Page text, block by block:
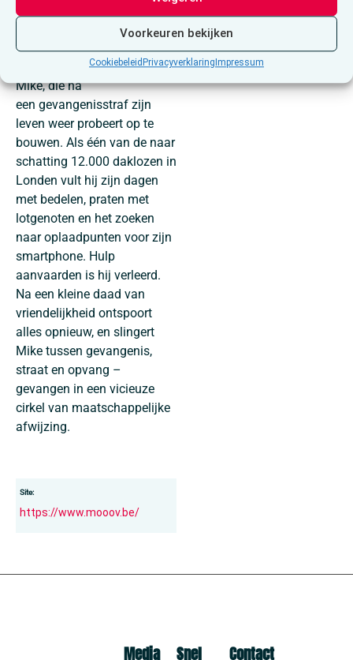
Voorkeuren bekijken
Cookiebeleid Privacyverklaring Impressum
Formulier invullen
Urchinis het regiedebuut van
Harris Dickinson en volgt
Mike, die na
een gevangenisstraf zijn
leven weer probeert op te
bouwen. Als één van de naar
schatting 12.000 daklozen in
Londen vult hij zijn dagen
met bedelen, praten met
lotgenoten en het zoeken
naar oplaadpunten voor zijn
smartphone. Hulp
aanvaarden is hij verleerd.
Na een kleine daad van
vriendelijkheid ontspoort
alles opnieuw, en slingert
Mike tussen gevangenis,
straat en opvang –
gevangen in een vicieuze
cirkel van maatschappelijke
afwijzing.
Site:
https://www.mooov.be/
Snel
Media Contact